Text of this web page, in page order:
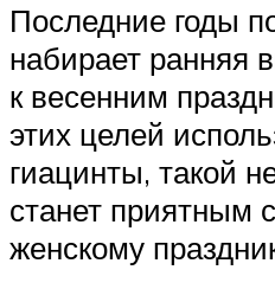
Последние годы
набирает ранняя
к весенним
этих целей
гиацинты, такой
станет приятным
женскому